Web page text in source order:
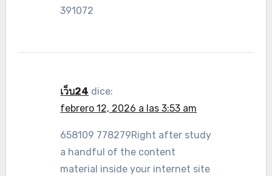
391072
เว็บ24 dice:
febrero 12, 2026 a las 3:53 am
658109 778279Right after study
a handful of the content
material inside your internet site